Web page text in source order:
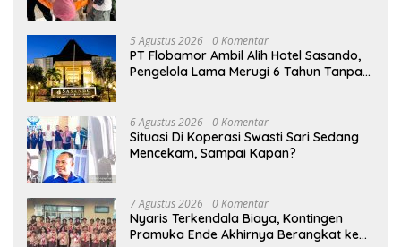
5 Agustus 2026 0 Komentar
PT Flobamor Ambil Alih Hotel Sasando,
Pengelola Lama Merugi 6 Tahun Tanpa
6 Agustus 2026 0 Komentar
Situasi Di Koperasi Swasti Sari Sedang
Mencekam, Sampai Kapan?
7 Agustus 2026 0 Komentar
Nyaris Terkendala Biaya, Kontingen
Pramuka Ende Akhirnya Berangkat ke